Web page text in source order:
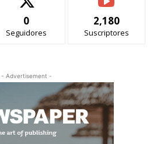
0
Seguidores
2,180
Suscriptores
- Advertisement -